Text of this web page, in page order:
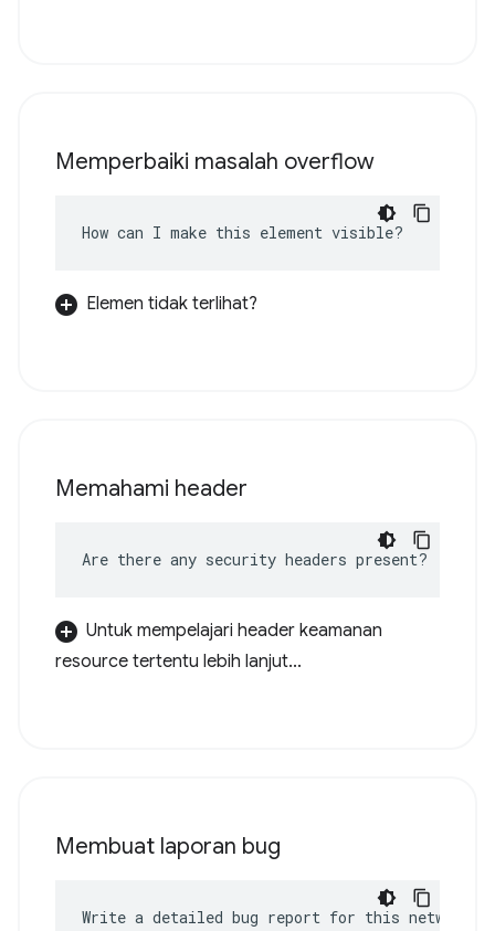
Memperbaiki masalah overflow
How can I make this element visible?
Elemen tidak terlihat?
Memahami header
Are there any security headers present?
Untuk mempelajari header keamanan
resource tertentu lebih lanjut...
Membuat laporan bug
Write a detailed bug report for this network